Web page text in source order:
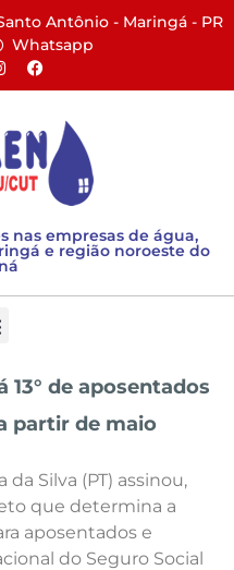
Antônio - Maringá - PR​
Whatsapp
nas empresas de água,
e região noroeste do
de aposentados
partir de maio
Silva (PT) assinou,
que determina a
aposentados e
do Seguro Social